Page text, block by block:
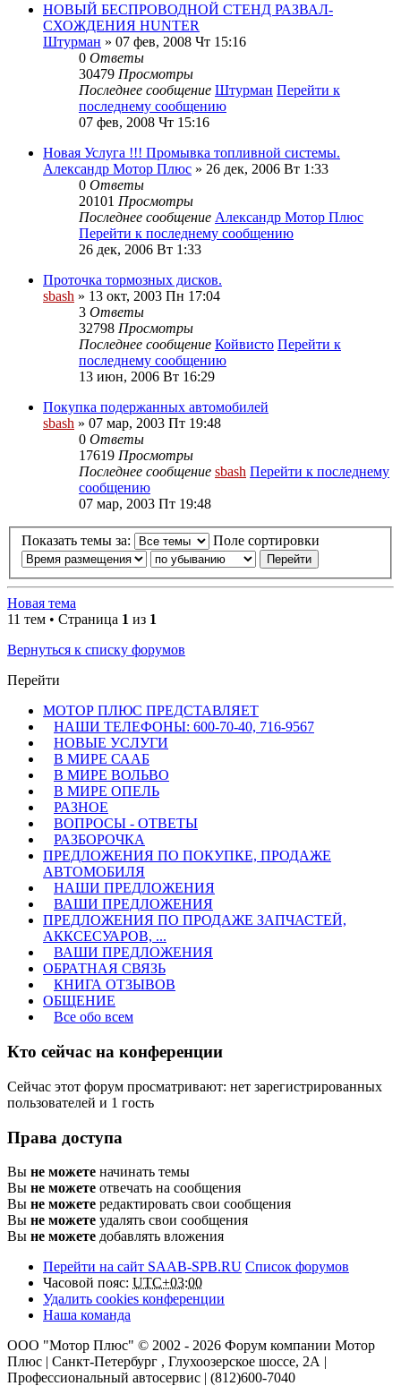
НОВЫЙ БЕСПРОВОДНОЙ СТЕНД РАЗВАЛ-
СХОЖДЕНИЯ HUNTER
Штурман » 07 фев, 2008 Чт 15:16
0 Ответы
30479 Просмотры
Последнее сообщение Штурман Перейти к
последнему сообщению
07 фев, 2008 Чт 15:16
Новая Услуга !!! Промывка топливной системы.
Александр Мотор Плюс » 26 дек, 2006 Вт 1:33
0 Ответы
20101 Просмотры
Последнее сообщение Александр Мотор Плюс
Перейти к последнему сообщению
26 дек, 2006 Вт 1:33
Проточка тормозных дисков.
sbash » 13 окт, 2003 Пн 17:04
3 Ответы
32798 Просмотры
Последнее сообщение Койвисто Перейти к
последнему сообщению
13 июн, 2006 Вт 16:29
Покупка подержанных автомобилей
sbash » 07 мар, 2003 Пт 19:48
0 Ответы
17619 Просмотры
Последнее сообщение sbash Перейти к последнему
сообщению
07 мар, 2003 Пт 19:48
Показать темы за: Поле сортировки
Новая тема
11 тем • Страница 1 из 1
Вернуться к списку форумов
Перейти
МОТОР ПЛЮС ПРЕДСТАВЛЯЕТ
НАШИ ТЕЛЕФОНЫ: 600-70-40, 716-9567
НОВЫЕ УСЛУГИ
В МИРЕ СААБ
В МИРЕ ВОЛЬВО
В МИРЕ ОПЕЛЬ
РАЗНОЕ
ВОПРОСЫ - ОТВЕТЫ
РАЗБОРОЧКА
ПРЕДЛОЖЕНИЯ ПО ПОКУПКЕ, ПРОДАЖЕ
АВТОМОБИЛЯ
НАШИ ПРЕДЛОЖЕНИЯ
ВАШИ ПРЕДЛОЖЕНИЯ
ПРЕДЛОЖЕНИЯ ПО ПРОДАЖЕ ЗАПЧАСТЕЙ,
АККСЕСУАРОВ, ...
ВАШИ ПРЕДЛОЖЕНИЯ
ОБРАТНАЯ СВЯЗЬ
КНИГА ОТЗЫВОВ
ОБЩЕНИЕ
Все обо всем
Кто сейчас на конференции
Сейчас этот форум просматривают: нет зарегистрированных
пользователей и 1 гость
Права доступа
Вы не можете начинать темы
Вы не можете отвечать на сообщения
Вы не можете редактировать свои сообщения
Вы не можете удалять свои сообщения
Вы не можете добавлять вложения
Перейти на сайт SAAB-SPB.RU Список форумов
Часовой пояс: UTC+03:00
Удалить cookies конференции
Наша команда
ООО "Мотор Плюс" © 2002 - 2026 Форум компании Мотор
Плюс | Санкт-Петербург , Глухоозерское шоссе, 2А |
Профессиональный автосервис | (812)600-7040